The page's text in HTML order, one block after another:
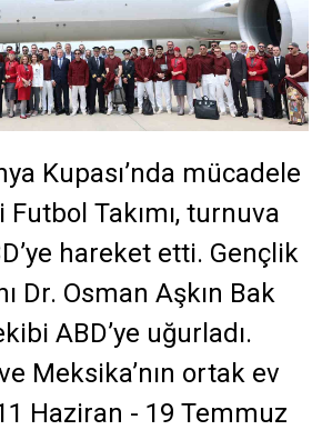
Kupası’nda mücadele
Takımı, turnuva
hareket etti. Gençlik
Dr. Osman Aşkın Bak
ABD’ye uğurladı.
Meksika’nın ortak ev
Haziran - 19 Temmuz